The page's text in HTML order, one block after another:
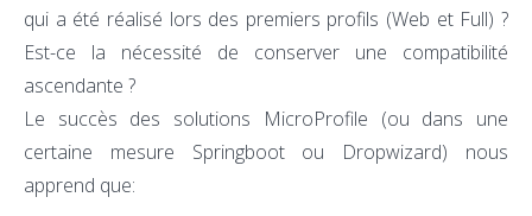
qui a été réalisé lors des premiers profils (Web et Full) ?
Est-ce la nécessité de conserver une compatibilité
ascendante ?
Le succès des solutions MicroProfile (ou dans une
certaine mesure Springboot ou Dropwizard) nous
apprend que: